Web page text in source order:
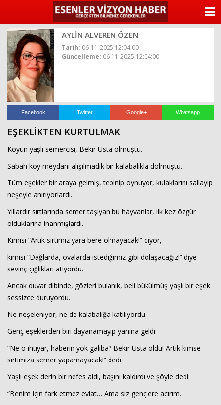
AYLİN ALVEREN ÖZEN
Tarih: 06-11-2025 12:04:00
Güncelleme: 06-11-2025 12:04:00
Facebook Twitter Google+ Whatsapp
EŞEKLİKTEN KURTULMAK
Köyün yaşlı semercisi, Bekir Usta ölmüştü.
Sabah köy meydanı alışılmadık bir kalabalıkla dolmuştu.
Tüm eşekler bir araya gelmiş, tepinip oynuyor, kulaklarını sallayıp
neşeyle anırıyorlardı.
Yıllardır sırtlarında semer taşıyan bu hayvanlar, ilk kez özgür
olduklarına inanmışlardı.
Kimisi “Artık sırtımız yara bere olmayacak!” diyor,
kimisi “Dağlarda, ovalarda istediğimiz gibi dolaşacağız!” diye
sevinç çığlıkları atıyordu.
Ancak duvar dibinde, gözleri bulanık, beli bükülmüş yaşlı bir eşek
sessizce duruyordu.
Ne neşeleniyor, ne de kalabalığa katılıyordu.
Genç eşeklerden biri dayanamayıp yanına geldi:
“Ne o ihtiyar, haberin yok galiba? Bekir Usta öldü! Artık kimse
sırtımıza semer yapamayacak!” dedi.
Yaşlı eşek derin bir nefes aldı, başını kaldırdı ve şöyle dedi:
“Benim için fark etmez evlat… Ama siz gençlere acırım.
ANASAYFA
YAZARLAR
İLETİŞİM